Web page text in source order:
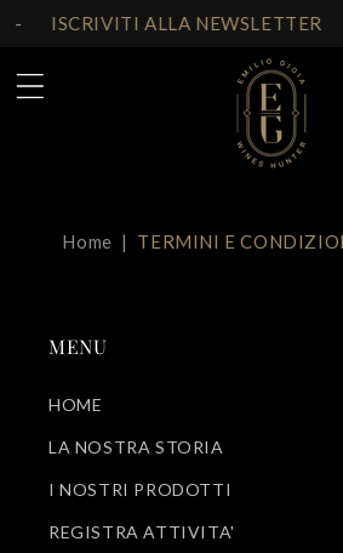
direttamente
ai contenuti
- ISCRIVITI ALLA NEWSLETTER
Home | TERMINI E
MENU
HOME
LA NOSTRA STORIA
I NOSTRI PRODOTTI
REGISTRA ATTIVITA'